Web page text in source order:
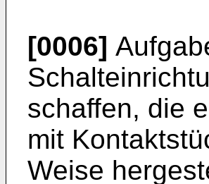
[0006]
schaffen, die
mit
Weise